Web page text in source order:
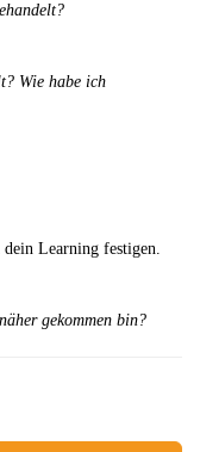
Wie habe ich
Learning festigen.
gekommen bin?